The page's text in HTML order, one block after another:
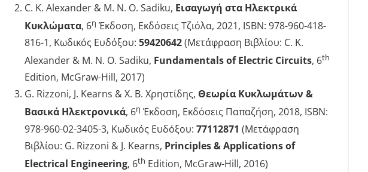
C. K. Alexander & M. N. O. Sadiku, Εισαγωγή στα Ηλεκτρικά
Κυκλώματα, 6η Έκδοση, Εκδόσεις Τζιόλα, 2021, ISBN: 978-960-418-
816-1, Κωδικός Ευδόξου: 59420642(Μετάφραση Βιβλίου: C. K.
Alexander & M. N. O. Sadiku, Fundamentals of Electric Circuits, 6th
Edition, McGraw-Hill, 2017)
G. Rizzoni, J. Kearns & Χ. Β. Χρηστίδης, Θεωρία Κυκλωμάτων &
Βασικά Ηλεκτρονικά, 6η Έκδοση, Εκδόσεις Παπαζήση, 2018, ISBN:
978-960-02-3405-3, Κωδικός Ευδόξου: 77112871 (Μετάφραση
Βιβλίου: G. Rizzoni & J. Kearns, Principles & Applications of
Electrical Engineering, 6th Edition, McGraw-Hill, 2016)